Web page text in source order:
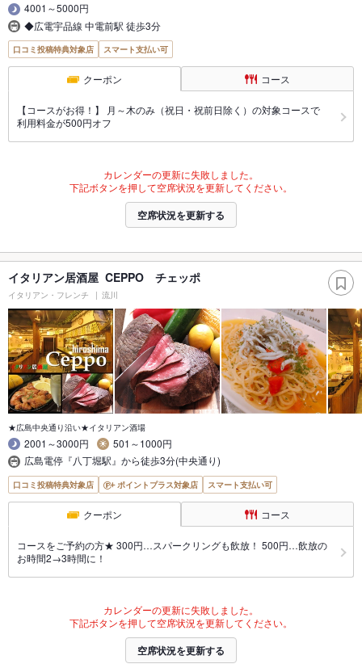
4001～5000円
◆広電宇品線 中電前駅 徒歩3分
口コミ投稿特典対象店 スマート支払い可
クーポン コース
【コースがお得！】 月～木のみ（祝日・祝前日除く）の対象コースで
利用料金が500円オフ
カレンダーの更新に失敗しました。
下記ボタンを押して空席状況を更新してください。
空席状況を更新する
イタリアン居酒屋 CEPPO チェッポ
イタリアン・フレンチ 流川
★広島中央通り沿い★イタリアン酒場
2001～3000円
501～1000円
広島電停『八丁堀駅』から徒歩3分(中央通り)
口コミ投稿特典対象店 ポイントプラス対象店 スマート支払い可
クーポン コース
コースをご予約の方★ 300円…スパークリングも飲放！ 500円…飲放の
お時間2→3時間に！
カレンダーの更新に失敗しました。
下記ボタンを押して空席状況を更新してください。
空席状況を更新する